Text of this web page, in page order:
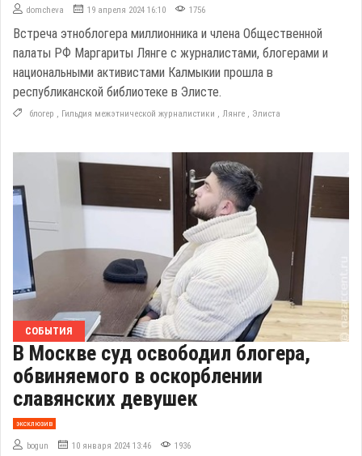
domcheva 19 апреля 2024 16:10 1756
Встреча этноблогера миллионника и члена Общественной
палаты РФ Маргариты Лянге с журналистами, блогерами и
национальными активистами Калмыкии прошла в
республиканской библиотеке в Элисте.
блогер , Гильдия межэтнической журналистики , Лянге , Элиста
СОБЫТИЯ
В Москве суд освободил блогера,
обвиняемого в оскорблении
славянских девушек
эксклюзив
bogun 10 января 2024 13:46 1936